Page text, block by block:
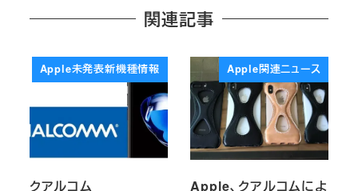
関連記事
Apple未発表新機種情報
クアルコム
Apple関連ニュース
Apple、クアルコムによ